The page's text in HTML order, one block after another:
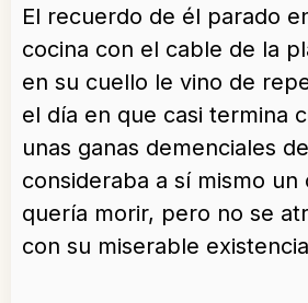
El recuerdo de él parado
cocina con el cable de la
en su cuello le vino de
el día en que casi termina
unas ganas demenciales
consideraba a sí mismo un
quería morir, pero no se
con su miserable